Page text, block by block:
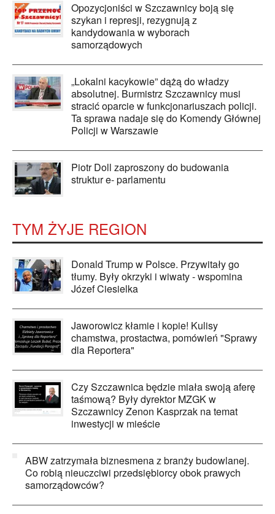
Opozycjoniści w Szczawnicy boją się
szykan i represji, rezygnują z
kandydowania w wyborach
samorządowych
„Lokalni kacykowie” dążą do władzy
absolutnej. Burmistrz Szczawnicy musi
stracić oparcie w funkcjonariuszach policji.
Ta sprawa nadaje się do Komendy Głównej
Policji w Warszawie
Piotr Doll zaproszony do budowania
struktur e- parlamentu
TYM ŻYJE REGION
Donald Trump w Polsce. Przywitały go
tłumy. Były okrzyki i wiwaty - wspomina
Józef Ciesielka
Jaworowicz kłamie i kopie! Kulisy
chamstwa, prostactwa, pomówień "Sprawy
dla Reportera"
Czy Szczawnica będzie miała swoją aferę
taśmową? Były dyrektor MZGK w
Szczawnicy Zenon Kasprzak na temat
inwestycji w mieście
ABW zatrzymała biznesmena z branży budowlanej.
Co robią nieuczciwi przedsiębiorcy obok prawych
samorządowców?